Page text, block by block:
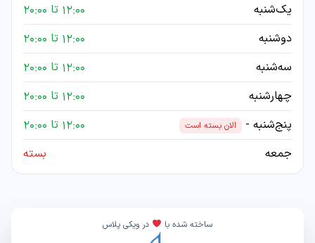
یک‌شنبه
12:00 تا 20:00
دوشنبه
12:00 تا 20:00
سه‌شنبه
12:00 تا 20:00
چهارشنبه
12:00 تا 20:00
پنج‌شنبه -
الان بسته است
12:00 تا 20:00
جمعه
بسته
ساخته شده با در ویکی پلاس